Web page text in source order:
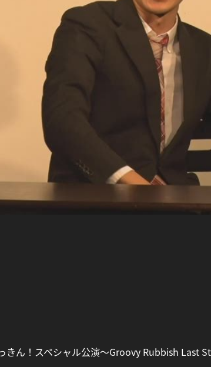
ん！スペシャル公演〜Groovy Rubbish Last